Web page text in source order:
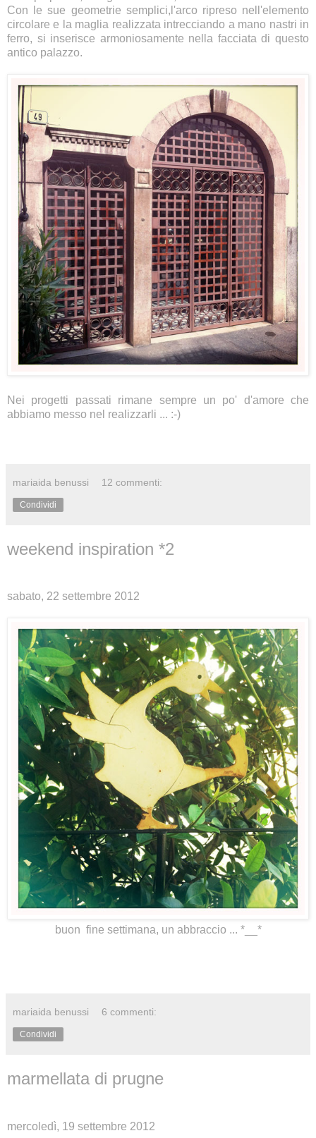
Con le sue geometrie semplici,l'arco ripreso nell'elemento
circolare e la maglia realizzata intrecciando a mano nastri in
ferro, si inserisce armoniosamente nella facciata di questo
antico palazzo.
Nei progetti passati rimane sempre un po' d'amore che
abbiamo messo nel realizzarli ... :-)
mariaida benussi 12 commenti:
Condividi
weekend inspiration *2
sabato, 22 settembre 2012
buon fine settimana, un abbraccio ... *__*
mariaida benussi 6 commenti:
Condividi
marmellata di prugne
mercoledì, 19 settembre 2012